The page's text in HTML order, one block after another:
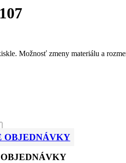
Možnosť zmeny materiálu a
OBJEDNÁVKY